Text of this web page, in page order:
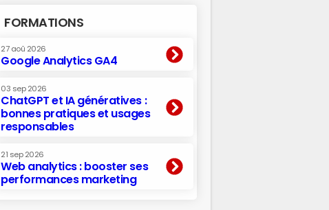
FORMATIONS
27 aoû 2026
Google Analytics GA4
03 sep 2026
ChatGPT et IA génératives :
bonnes pratiques et usages
responsables
21 sep 2026
Web analytics : booster ses
performances marketing